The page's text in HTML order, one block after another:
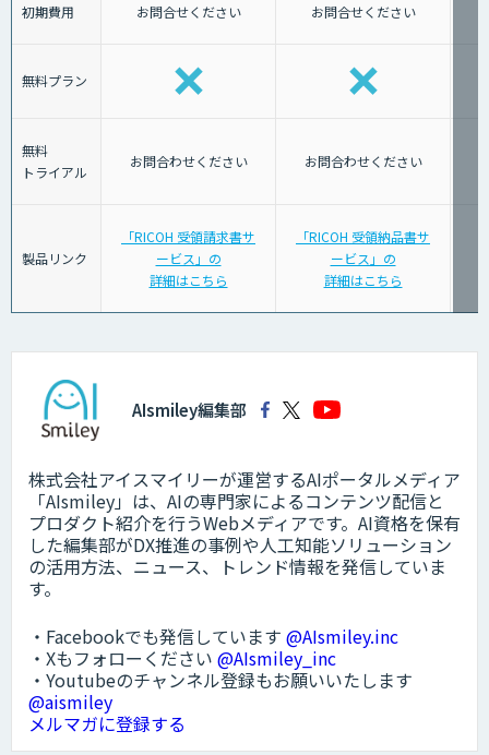
初期費用 お問合せください お問合せください
無料プラン
無料
トライアル
お問合わせください お問合わせください
製品リンク
「RICOH 受領請求書サ
ービス」の
詳細はこちら
「RICOH 受領納品書サ
ービス」の
詳細はこちら
AIsmiley編集部
株式会社アイスマイリーが運営するAIポータルメディア
「AIsmiley」は、AIの専門家によるコンテンツ配信と
プロダクト紹介を行うWebメディアです。AI資格を保有
した編集部がDX推進の事例や人工知能ソリューション
の活用方法、ニュース、トレンド情報を発信していま
す。
・Facebookでも発信しています @AIsmiley.inc
・Xもフォローください @AIsmiley_inc
・Youtubeのチャンネル登録もお願いいたします
@aismiley
メルマガに登録する